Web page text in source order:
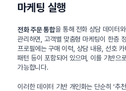
마케팅 실행
전화 주문 통합을 통해 전화 상담 데이터
관리하면, 고객별 맞춤형 마케팅이 한층
프로필에는 구매 이력, 상담 내용, 선호
패턴 등이 포함되어 있으며, 이를 기반으
가능합니다.
이러한 데이터 기반 개인화는 단순히 ‘추